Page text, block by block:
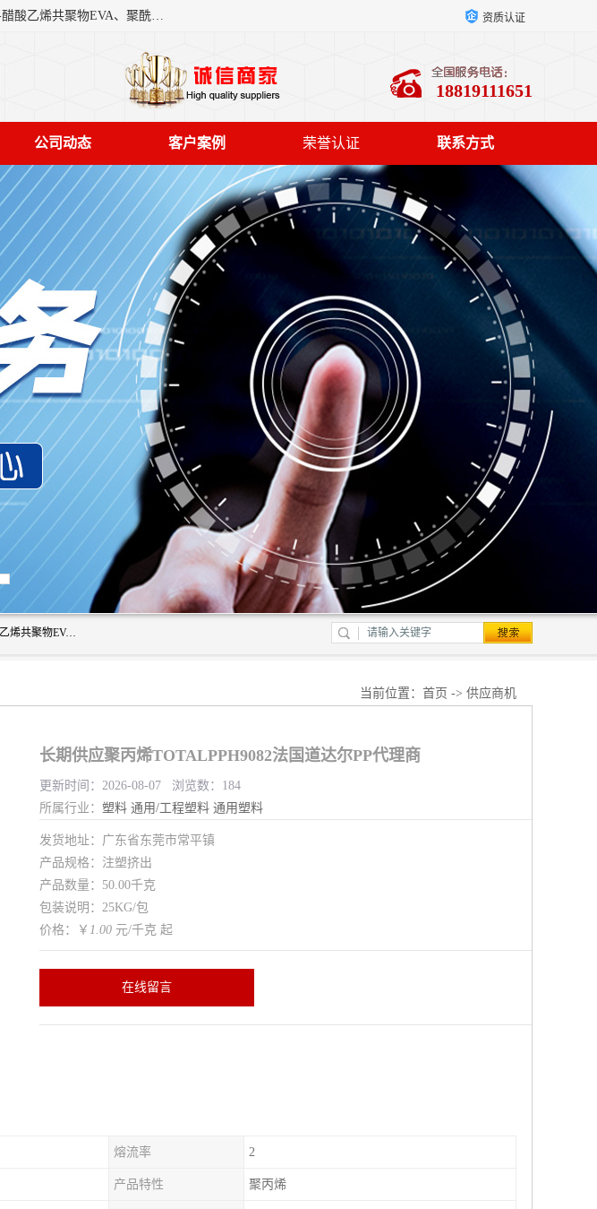
东莞市恒屹国际贸易有限公司（简称：恒屹国际）是一家石化原料综合营销服务商，主营产品乙烯-醋酸乙烯共聚物EVA、聚酰胺PA（尼龙）、醚酯型热塑弹性体TPEE等，公司秉承以市场为导向的战略思想，致力于大宗石化原料在中国市场的营销服务业务，为客户提供一站式的全面服务。 资质认证
18819111651
公司动态 客户案例 荣誉认证 联系方式
东莞市恒屹国际贸易有限公司（简称：恒屹国际）是一家石化原料综合营销服务商，主营产品乙烯-醋酸乙烯共聚物EVA、聚酰胺PA（尼龙）、醚酯型热塑弹性体TPEE等，公司秉承以市场为导向的战略思想，致力于大宗石化原料在中国市场的营销服务业务，为客户提供一站式的全面服务。
当前位置： 首页 -> 供应商机
长期供应聚丙烯TOTALPPH9082法国道达尔PP代理商
更新时间：2026-08-07 浏览数：184
所属行业： 塑料 通用/工程塑料 通用塑料
发货地址：广东省东莞市常平镇
产品规格：注塑挤出
产品数量：50.00千克
包装说明：25KG/包
价格：￥ 1.00 元/千克 起
在线留言
熔流率 2
产品特性 聚丙烯